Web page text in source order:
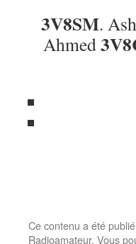
3V8SM. Ash
Ahmed
Ce contenu a été
Radioamateur. Vous